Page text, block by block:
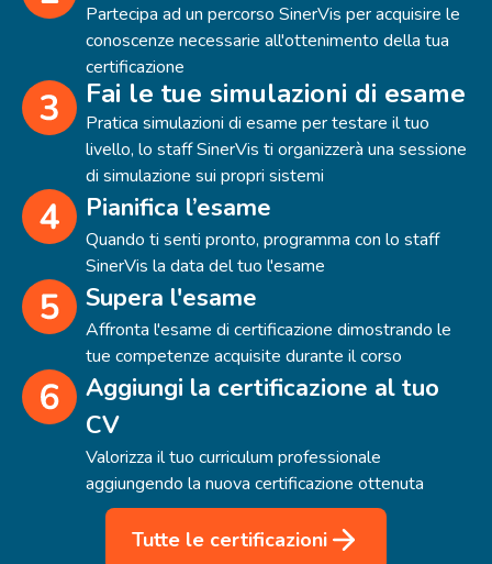
Partecipa ad un percorso SinerVis per acquisire le
conoscenze necessarie all'ottenimento della tua
certificazione
Fai le tue simulazioni di esame
Pratica simulazioni di esame per testare il tuo
livello, lo staff SinerVis ti organizzerà una sessione
di simulazione sui propri sistemi
Pianifica l’esame
Quando ti senti pronto, programma con lo staff
SinerVis la data del tuo l'esame
Supera l'esame
Affronta l'esame di certificazione dimostrando le
tue competenze acquisite durante il corso
Aggiungi la certificazione al tuo
CV
Valorizza il tuo curriculum professionale
aggiungendo la nuova certificazione ottenuta
Tutte le certificazioni